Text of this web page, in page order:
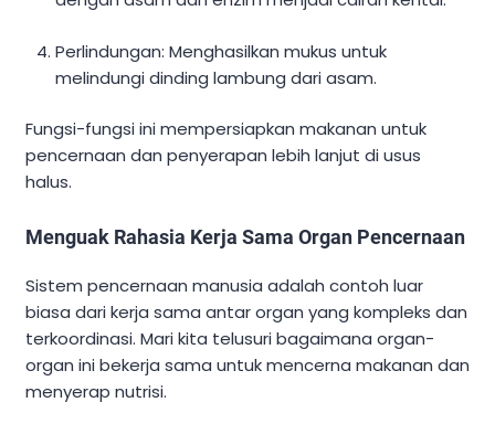
Perlindungan: Menghasilkan mukus untuk
melindungi dinding lambung dari asam.
Fungsi-fungsi ini mempersiapkan makanan untuk
pencernaan dan penyerapan lebih lanjut di usus
halus.
Menguak Rahasia Kerja Sama Organ Pencernaan
Sistem pencernaan manusia adalah contoh luar
biasa dari kerja sama antar organ yang kompleks dan
terkoordinasi. Mari kita telusuri bagaimana organ-
organ ini bekerja sama untuk mencerna makanan dan
menyerap nutrisi.